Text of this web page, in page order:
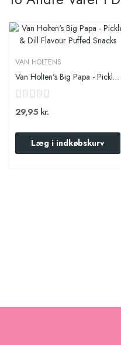
VAN HOLTENS
Van Holten's Big Papa - Pickle & Dill Flavour...
29,95 kr.
Læg i indkøbskurv